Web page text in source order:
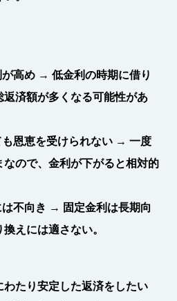
高め → 低金利の時期に借り
済額が多くなる可能性があ
恩恵を受けられない → 一度
ので、金利が下がると相対的
不向き → 固定金利は長期向
えには適さない。
わたり安定した返済をしたい